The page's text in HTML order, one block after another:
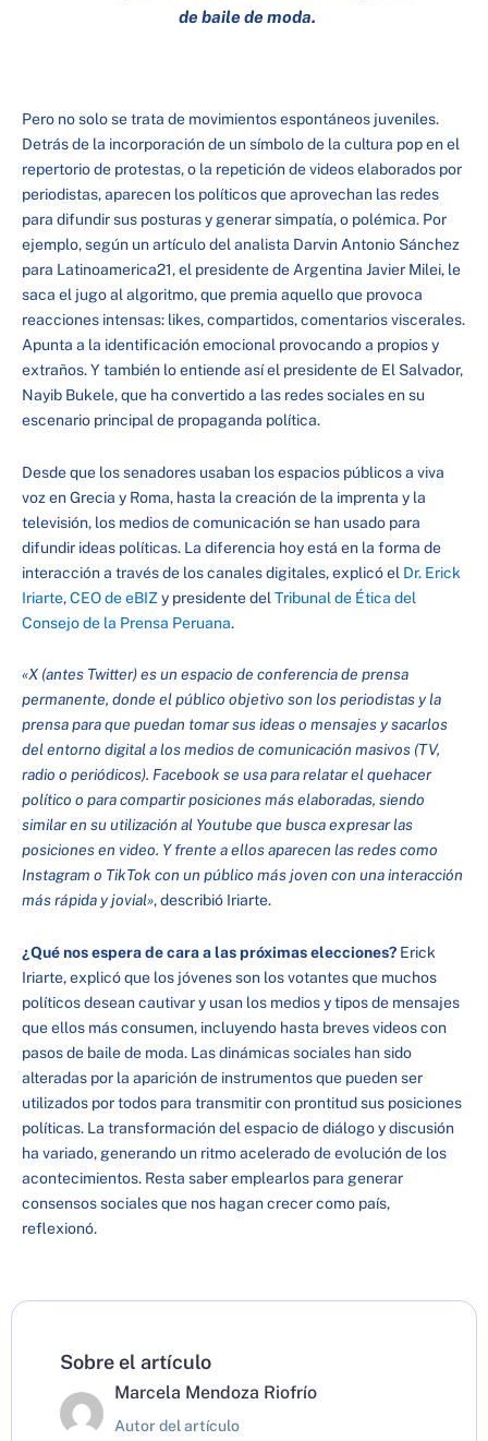
de baile de moda.
Pero no solo se trata de movimientos espontáneos juveniles.
Detrás de la incorporación de un símbolo de la cultura pop en el
repertorio de protestas, o la repetición de videos elaborados por
periodistas, aparecen los políticos que aprovechan las redes
para difundir sus posturas y generar simpatía, o polémica. Por
ejemplo, según un artículo del analista Darvin Antonio Sánchez
para Latinoamerica21, el presidente de Argentina Javier Milei, le
saca el jugo al algoritmo, que premia aquello que provoca
reacciones intensas: likes, compartidos, comentarios viscerales.
Apunta a la identificación emocional provocando a propios y
extraños. Y también lo entiende así el presidente de El Salvador,
Nayib Bukele, que ha convertido a las redes sociales en su
escenario principal de propaganda política.
Desde que los senadores usaban los espacios públicos a viva
voz en Grecia y Roma, hasta la creación de la imprenta y la
televisión, los medios de comunicación se han usado para
difundir ideas políticas. La diferencia hoy está en la forma de
interacción a través de los canales digitales, explicó el Dr. Erick
Iriarte,CEO de eBIZy presidente del Tribunal de Ética del
Consejo de la Prensa Peruana.
«X (antes Twitter) es un espacio de conferencia de prensa
permanente, donde el público objetivo son los periodistas y la
prensa para que puedan tomar sus ideas o mensajes y sacarlos
del entorno digital a los medios de comunicación masivos (TV,
radio o periódicos). Facebook se usa para relatar el quehacer
político o para compartir posiciones más elaboradas, siendo
similar en su utilización al Youtube que busca expresar las
posiciones en video. Y frente a ellos aparecen las redes como
Instagram o TikTok con un público más joven con una interacción
más rápida y jovial», describió Iriarte.
¿Qué nos espera de cara a las próximas elecciones? Erick
Iriarte, explicó que los jóvenes son los votantes que muchos
políticos desean cautivar y usan los medios y tipos de mensajes
que ellos más consumen, incluyendo hasta breves videos con
pasos de baile de moda. Las dinámicas sociales han sido
alteradas por la aparición de instrumentos que pueden ser
utilizados por todos para transmitir con prontitud sus posiciones
políticas. La transformación del espacio de diálogo y discusión
ha variado, generando un ritmo acelerado de evolución de los
acontecimientos. Resta saber emplearlos para generar
consensos sociales que nos hagan crecer como país,
reflexionó.
Sobre el artículo
Marcela Mendoza Riofrío
Autor del artículo